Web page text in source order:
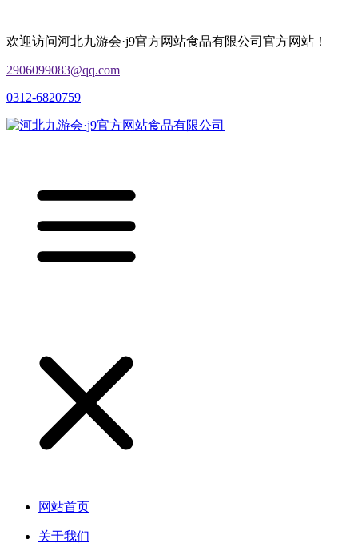
欢迎访问河北九游会·j9官方网站食品有限公司官方网站！
2906099083@qq.com
0312-6820759
网站首页
关于我们